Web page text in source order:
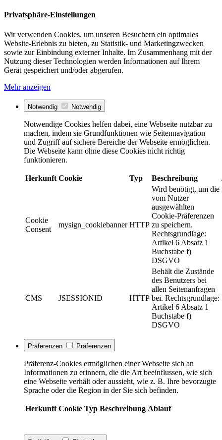
Privatsphäre-Einstellungen
Wir verwenden Cookies, um unseren Besuchern ein optimales
Website-Erlebnis zu bieten, zu Statistik- und Marketingzwecken
sowie zur Einbindung externer Inhalte. Im Zusammenhang mit der
Nutzung dieser Technologien werden Informationen auf Ihrem
Gerät gespeichert und/oder abgerufen.
Mehr anzeigen
Notwendig Notwendig
Notwendige Cookies helfen dabei, eine Webseite nutzbar zu
machen, indem sie Grundfunktionen wie Seitennavigation
und Zugriff auf sichere Bereiche der Webseite ermöglichen.
Die Webseite kann ohne diese Cookies nicht richtig
funktionieren.
Herkunft Cookie Typ Beschreibung
Cookie
Consent
mysign_cookiebanner HTTP
Wird benötigt, um die
vom Nutzer
ausgewählten
Cookie-Präferenzen
zu speichern.
Rechtsgrundlage:
Artikel 6 Absatz 1
Buchstabe f)
DSGVO
CMS JSESSIONID HTTP
Behält die Zustände
des Benutzers bei
allen Seitenanfragen
bei. Rechtsgrundlage:
Artikel 6 Absatz 1
Buchstabe f)
DSGVO
Präferenzen Präferenzen
Präferenz-Cookies ermöglichen einer Webseite sich an
Informationen zu erinnern, die die Art beeinflussen, wie sich
eine Webseite verhält oder aussieht, wie z. B. Ihre bevorzugte
Sprache oder die Region in der Sie sich befinden.
Herkunft Cookie Typ Beschreibung Ablauf